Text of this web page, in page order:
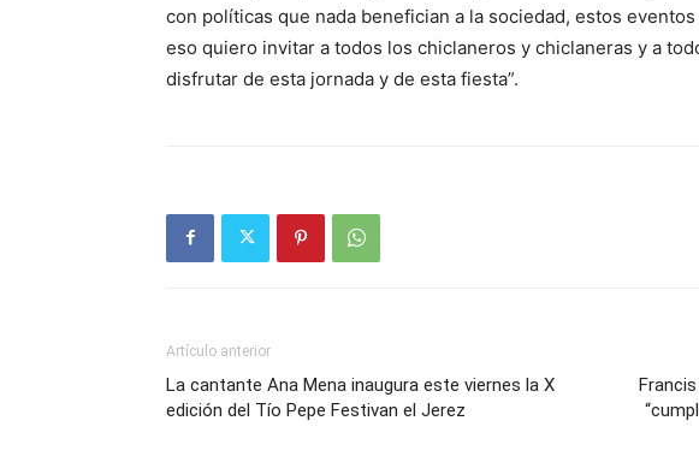
con políticas que nada benefician a la sociedad, estos
eso quiero invitar a todos los chiclaneros y chiclaneras y a
disfrutar de esta jornada y de esta fiesta”.
Artículo anterior
La cantante Ana Mena inaugura este viernes la X
edición del Tío Pepe Festivan el Jerez